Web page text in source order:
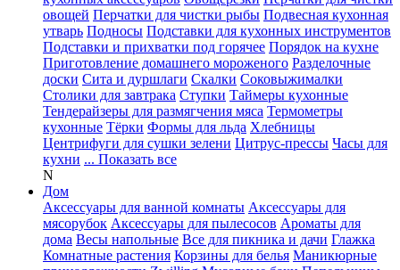
овощей Перчатки для чистки рыбы Подвесная кухонная
утварь Подносы Подставки для кухонных инструментов
Подставки и прихватки под горячее Порядок на кухне
Приготовление домашнего мороженого Разделочные
доски Сита и дуршлаги Скалки Соковыжималки
Столики для завтрака Ступки Таймеры кухонные
Тендерайзеры для размягчения мяса Термометры
кухонные Тёрки Формы для льда Хлебницы
Центрифуги для сушки зелени Цитрус-прессы Часы для
кухни ... Показать все
N
Дом
Аксессуары для ванной комнаты Аксессуары для
мясорубок Аксессуары для пылесосов Ароматы для
дома Весы напольные Все для пикника и дачи Глажка
Комнатные растения Корзины для белья Маникюрные